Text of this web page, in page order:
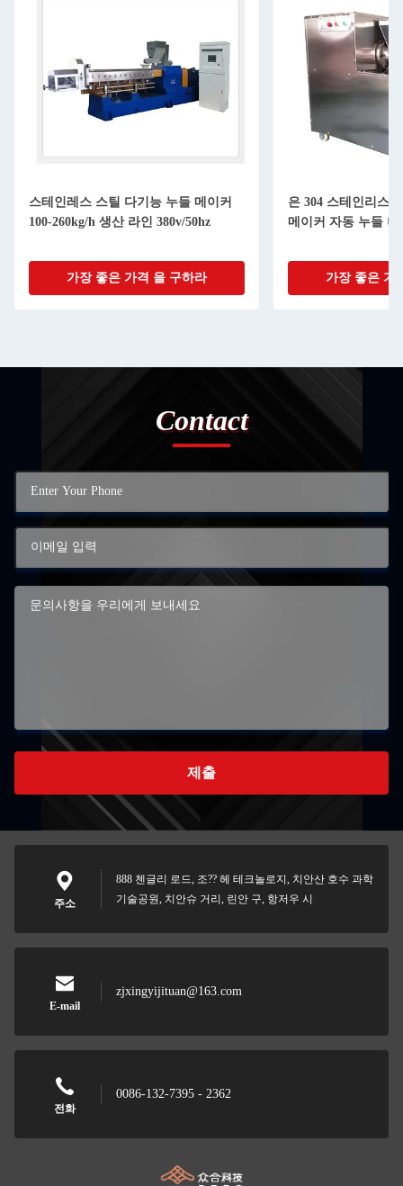
스테인레스 스틸 다기능 누들 메이커
100-260kg/h 생산 라인 380v/50hz
가장 좋은 가격 을 구하라
은 304 스테인리스
메이커 자동 누들 머
가장 좋은 가
Contact
제출
주소
888 첸글리 로드, 조?? 헤 테크놀로지, 치안산 호수 과학
기술공원, 치안슈 거리, 린안 구, 항저우 시
E-mail
zjxingyijituan@163.com
전화
0086-132-7395 - 2362